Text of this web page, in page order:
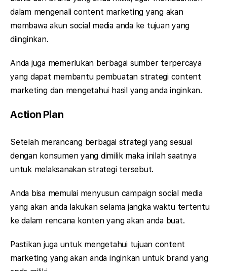
dalam mengenali content marketing yang akan
membawa akun social media anda ke tujuan yang
diinginkan.
Anda juga memerlukan berbagai sumber terpercaya
yang dapat membantu pembuatan strategi content
marketing dan mengetahui hasil yang anda inginkan.
Action Plan
Setelah merancang berbagai strategi yang sesuai
dengan konsumen yang dimilik maka inilah saatnya
untuk melaksanakan strategi tersebut.
Anda bisa memulai menyusun campaign social media
yang akan anda lakukan selama jangka waktu tertentu
ke dalam rencana konten yang akan anda buat.
Pastikan juga untuk mengetahui tujuan content
marketing yang akan anda inginkan untuk brand yang